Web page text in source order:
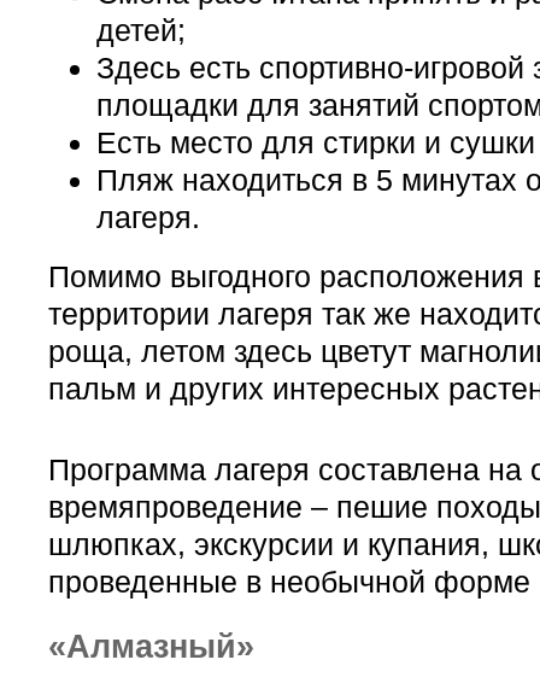
детей;
Здесь есть спортивно-игровой
площадки для занятий
Есть место для стирки и
Пляж находиться в 5 минутах
лагеря.
Помимо выгодного расположения
территории лагеря так же
роща, летом здесь цветут
пальм и других интересных
Программа лагеря составлена на
времяпроведение – пешие
шлюпках, экскурсии и купания,
проведенные в необычной форме
«Алмазный»